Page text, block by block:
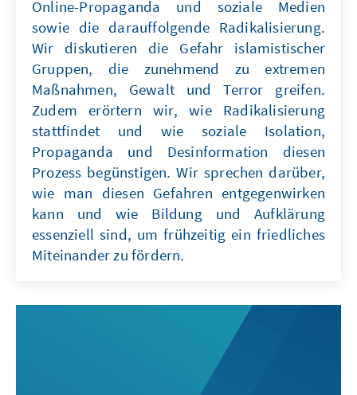
Online-Propaganda und soziale Medien
sowie die darauffolgende Radikalisierung.
Wir diskutieren die Gefahr islamistischer
Gruppen, die zunehmend zu extremen
Maßnahmen, Gewalt und Terror greifen.
Zudem erörtern wir, wie Radikalisierung
stattfindet und wie soziale Isolation,
Propaganda und Desinformation diesen
Prozess begünstigen. Wir sprechen darüber,
wie man diesen Gefahren entgegenwirken
kann und wie Bildung und Aufklärung
essenziell sind, um frühzeitig ein friedliches
Miteinander zu fördern.